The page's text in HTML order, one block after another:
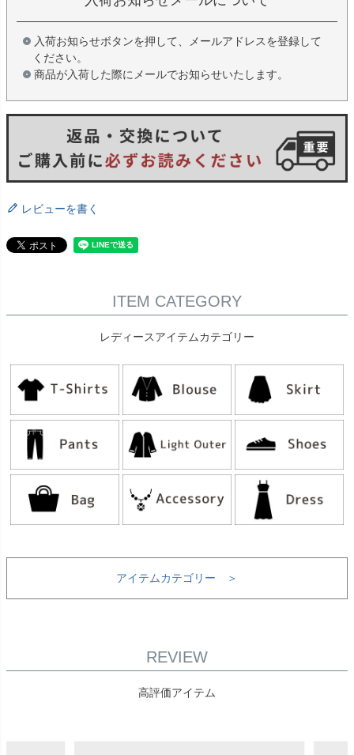
入荷お知らせボタンを押して、メールアドレスを登録して
ください。
商品が入荷した際にメールでお知らせいたします。
レビューを書く
ITEM CATEGORY
レディースアイテムカテゴリー
アイテムカテゴリー ＞
REVIEW
高評価アイテム